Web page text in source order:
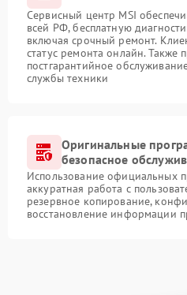
Сервисный центр MSI
всей РФ, бесплатную
включая срочный ремонт.
статус ремонта онлайн. Также
постгарантийное
службы техники
Оригинальные
безопасное
Использование официальных
аккуратная работа с
резервное копирование,
восстановление информации